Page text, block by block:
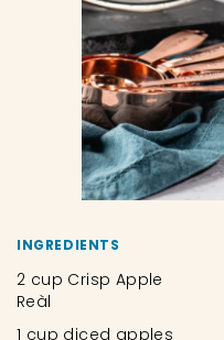
INGREDIENTS
2 cup Crisp Apple
Reàl
1 cup diced apples